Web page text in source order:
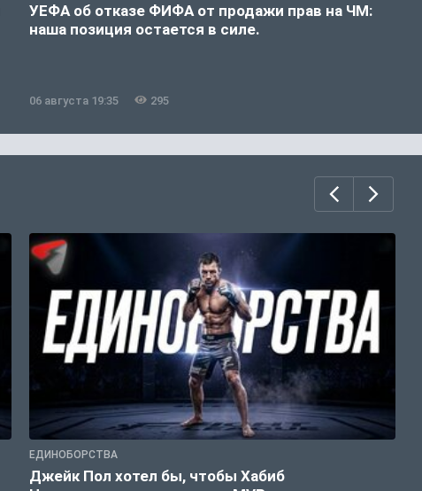
УЕФА об отказе ФИФА от продажи прав на ЧМ:
наша позиция остается в силе.
06 августа 19:35 295
ЕДИНОБОРСТВА
Джейк Пол хотел бы, чтобы Хабиб